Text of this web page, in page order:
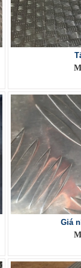
Giá